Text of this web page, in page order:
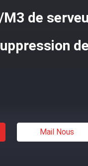
de
Mail Nous